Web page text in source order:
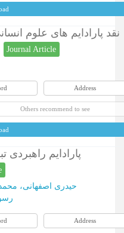
نقد پارادایم های علوم
Journal Article
Address
Others recommend to see
پارادایم راهبردی
حیدری اصفهانی،
Address